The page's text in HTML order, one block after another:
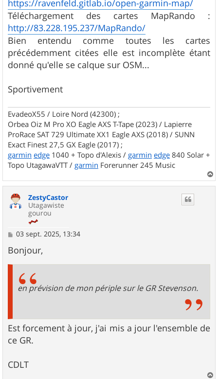
https://ravenfeld.gitlab.io/open-garmin-map/
Téléchargement des cartes MapRando :
http://83.228.195.237/MapRando/
Bien entendu comme toutes les cartes
précédemment citées elle est incomplète étant
donné qu'elle se calque sur OSM...
Sportivement
EvadeoX55 / Loire Nord (42300) ;
Orbea Oiz M Pro XO Eagle AXS T-Tape (2023) / Lapierre
ProRace SAT 729 Ultimate XX1 Eagle AXS (2018) / SUNN
Exact Finest 27,5 GX Eagle (2017) ;
garmin edge 1040 + Topo d'Alexis / garmin edge 840 Solar +
Topo UtagawaVTT / garmin Forerunner 245 Music
a
ZestyCastor
Utagawiste
gourou
M
s
s
a
03 sept. 2025, 13:34
Bonjour,
en prévision de mon périple sur le GR Stevenson.
Est forcement à jour, j'ai mis a jour l'ensemble de
ce GR.
CDLT